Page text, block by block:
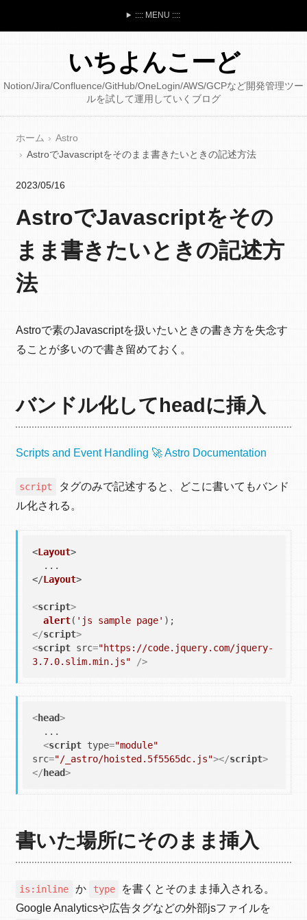
:::: MENU ::::
いちよんこーど
Notion/Jira/Confluence/GitHub/OneLogin/AWS/GCPなど開発管理ツー
ルを試して運用していくブログ
ホーム
Astro
AstroでJavascriptをそのまま書きたいときの記述方法
2023/05/16
AstroでJavascriptをその
まま書きたいときの記述方
法
Astroで素のJavascriptを扱いたいときの書き方を失念す
ることが多いので書き留めておく。
バンドル化してheadに挿入
Scripts and Event Handling 🚀 Astro Documentation
script
タグのみで記述すると、どこに書いてもバンド
ル化される。
<Layout>
</Layout>
<script>
alert( 'js sample page'
</script>
<script src="https://code.jquery.com/jquery-
3.7.0.slim.min.js" />
<head>
<script type="module"
src="/_astro/hoisted.5f5565dc.js"></script>
</ head>
書いた場所にそのまま挿入
is:inline か type
を書くとそのまま挿入される。
Google Analyticsや広告タグなどの外部jsファイルを